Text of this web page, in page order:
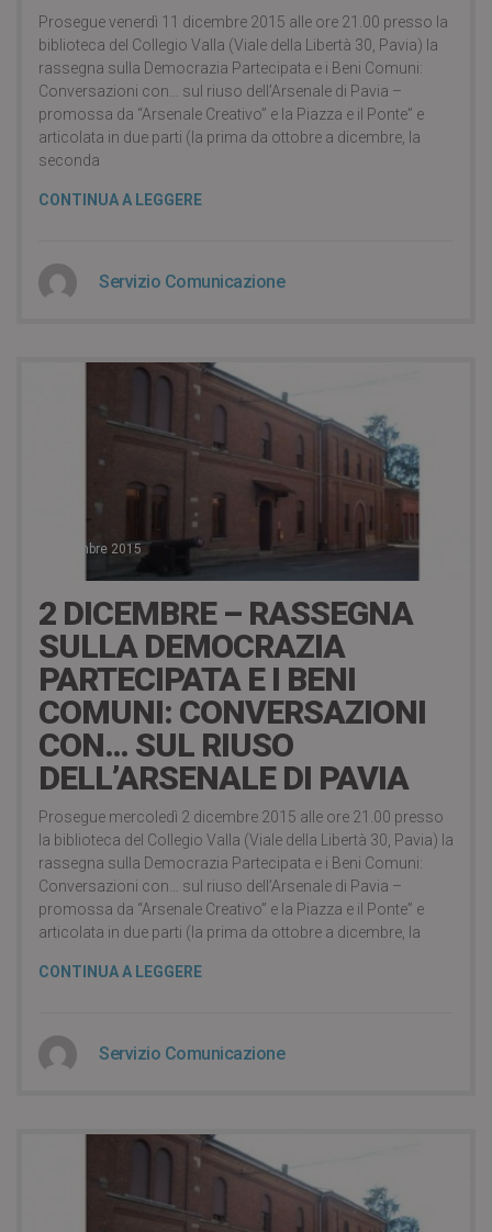
Prosegue venerdì 11 dicembre 2015 alle ore 21.00 presso la
biblioteca del Collegio Valla (Viale della Libertà 30, Pavia) la
rassegna sulla Democrazia Partecipata e i Beni Comuni:
Conversazioni con… sul riuso dell’Arsenale di Pavia –
promossa da “Arsenale Creativo” e la Piazza e il Ponte” e
articolata in due parti (la prima da ottobre a dicembre, la
seconda
CONTINUA A LEGGERE
Servizio Comunicazione
2 Dicembre 2015
2 DICEMBRE – RASSEGNA
SULLA DEMOCRAZIA
PARTECIPATA E I BENI
COMUNI: CONVERSAZIONI
CON… SUL RIUSO
DELL’ARSENALE DI PAVIA
Prosegue mercoledì 2 dicembre 2015 alle ore 21.00 presso
la biblioteca del Collegio Valla (Viale della Libertà 30, Pavia) la
rassegna sulla Democrazia Partecipata e i Beni Comuni:
Conversazioni con… sul riuso dell’Arsenale di Pavia –
promossa da “Arsenale Creativo” e la Piazza e il Ponte” e
articolata in due parti (la prima da ottobre a dicembre, la
CONTINUA A LEGGERE
Servizio Comunicazione